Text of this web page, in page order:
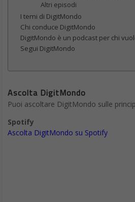
Altri episodi
I temi di DigitMondo
Chi conduce DigitMondo
DigitMondo è un podcast per chi
Segui DigitMondo
Ascolta DigitMondo
Puoi ascoltare DigitMondo sulle
Spotify
Ascolta DigitMondo su Spotify